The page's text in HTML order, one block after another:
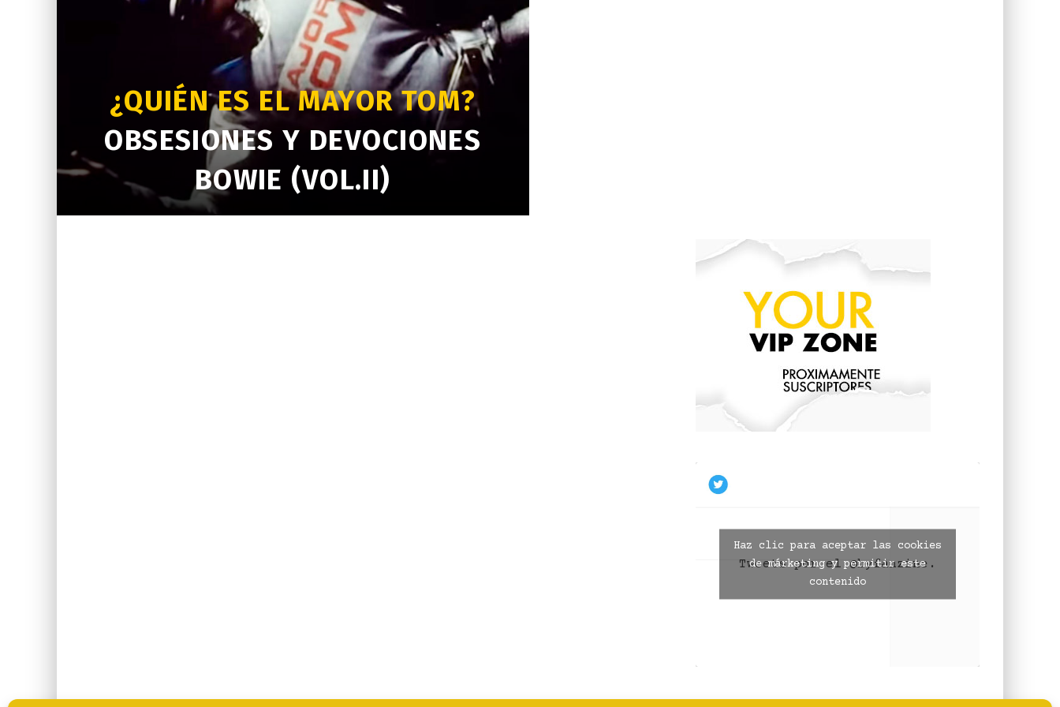
¿QUIÉN ES EL MAYOR TOM?
OBSESIONES Y DEVOCIONES
BOWIE (VOL.II)
Tweets por el @byfanzine.
Haz clic para aceptar las cookies
de márketing y permitir este
contenido